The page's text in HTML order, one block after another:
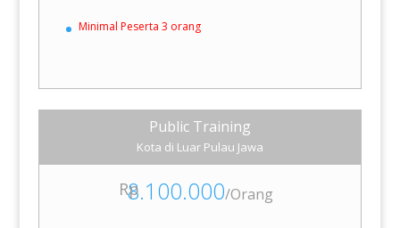
Minimal Peserta 3 orang
Public Training
Kota di Luar Pulau Jawa
Rp
8.100.000/Orang